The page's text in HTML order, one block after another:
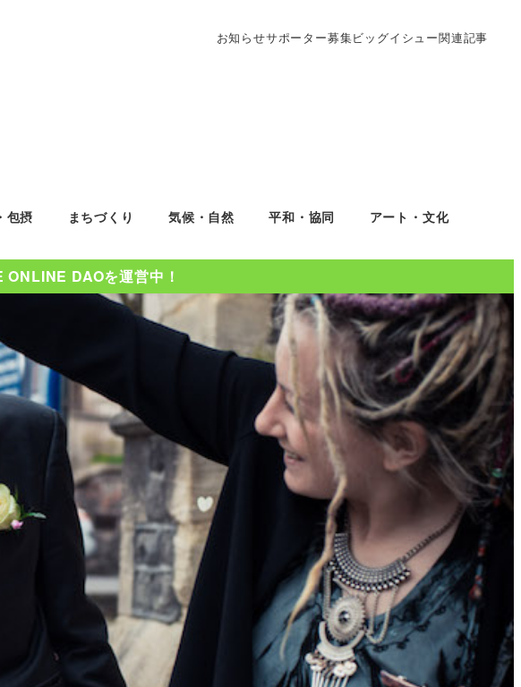
お知らせサポーター募集ビッグイシュー関連記事
包摂 まちづくり 気候・自然 平和・協同 アート・文化
DAOを運営中！